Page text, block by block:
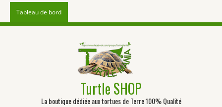
Tableau de bord
Turtle SHOP
La boutique dédiée aux tortues de Terre 100% Qualité